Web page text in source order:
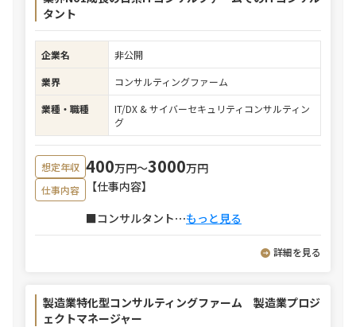
タント
企業名
非公開
業界
コンサルティングファーム
業種・職種
IT/DX & サイバーセキュリティコンサルティン
グ
想定年収 400万円〜3000万円
仕事内容
【仕事内容】
■コンサルタント⋯もっと見る
詳細を見る
製造業特化型コンサルティングファーム 製造業プロジ
ェクトマネージャー